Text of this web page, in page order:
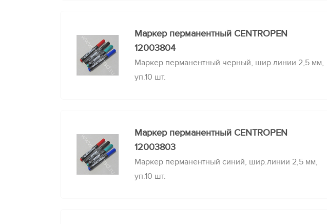
Маркер перманентный CENTROPEN
12003804
Маркер перманентный черный, шир.линии 2,5 мм,
уп.10 шт.
Маркер перманентный CENTROPEN
12003803
Маркер перманентный синий, шир.линии 2,5 мм,
уп.10 шт.